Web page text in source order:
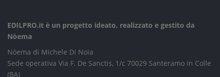
EDILPRO.it è un progetto ideato, realizzato e gestito da
Nòema
Nòema di Michele Di Noia
Sede operativa Via F. De Sanctis, 1/c 70029 Santeramo in Colle
(BA)